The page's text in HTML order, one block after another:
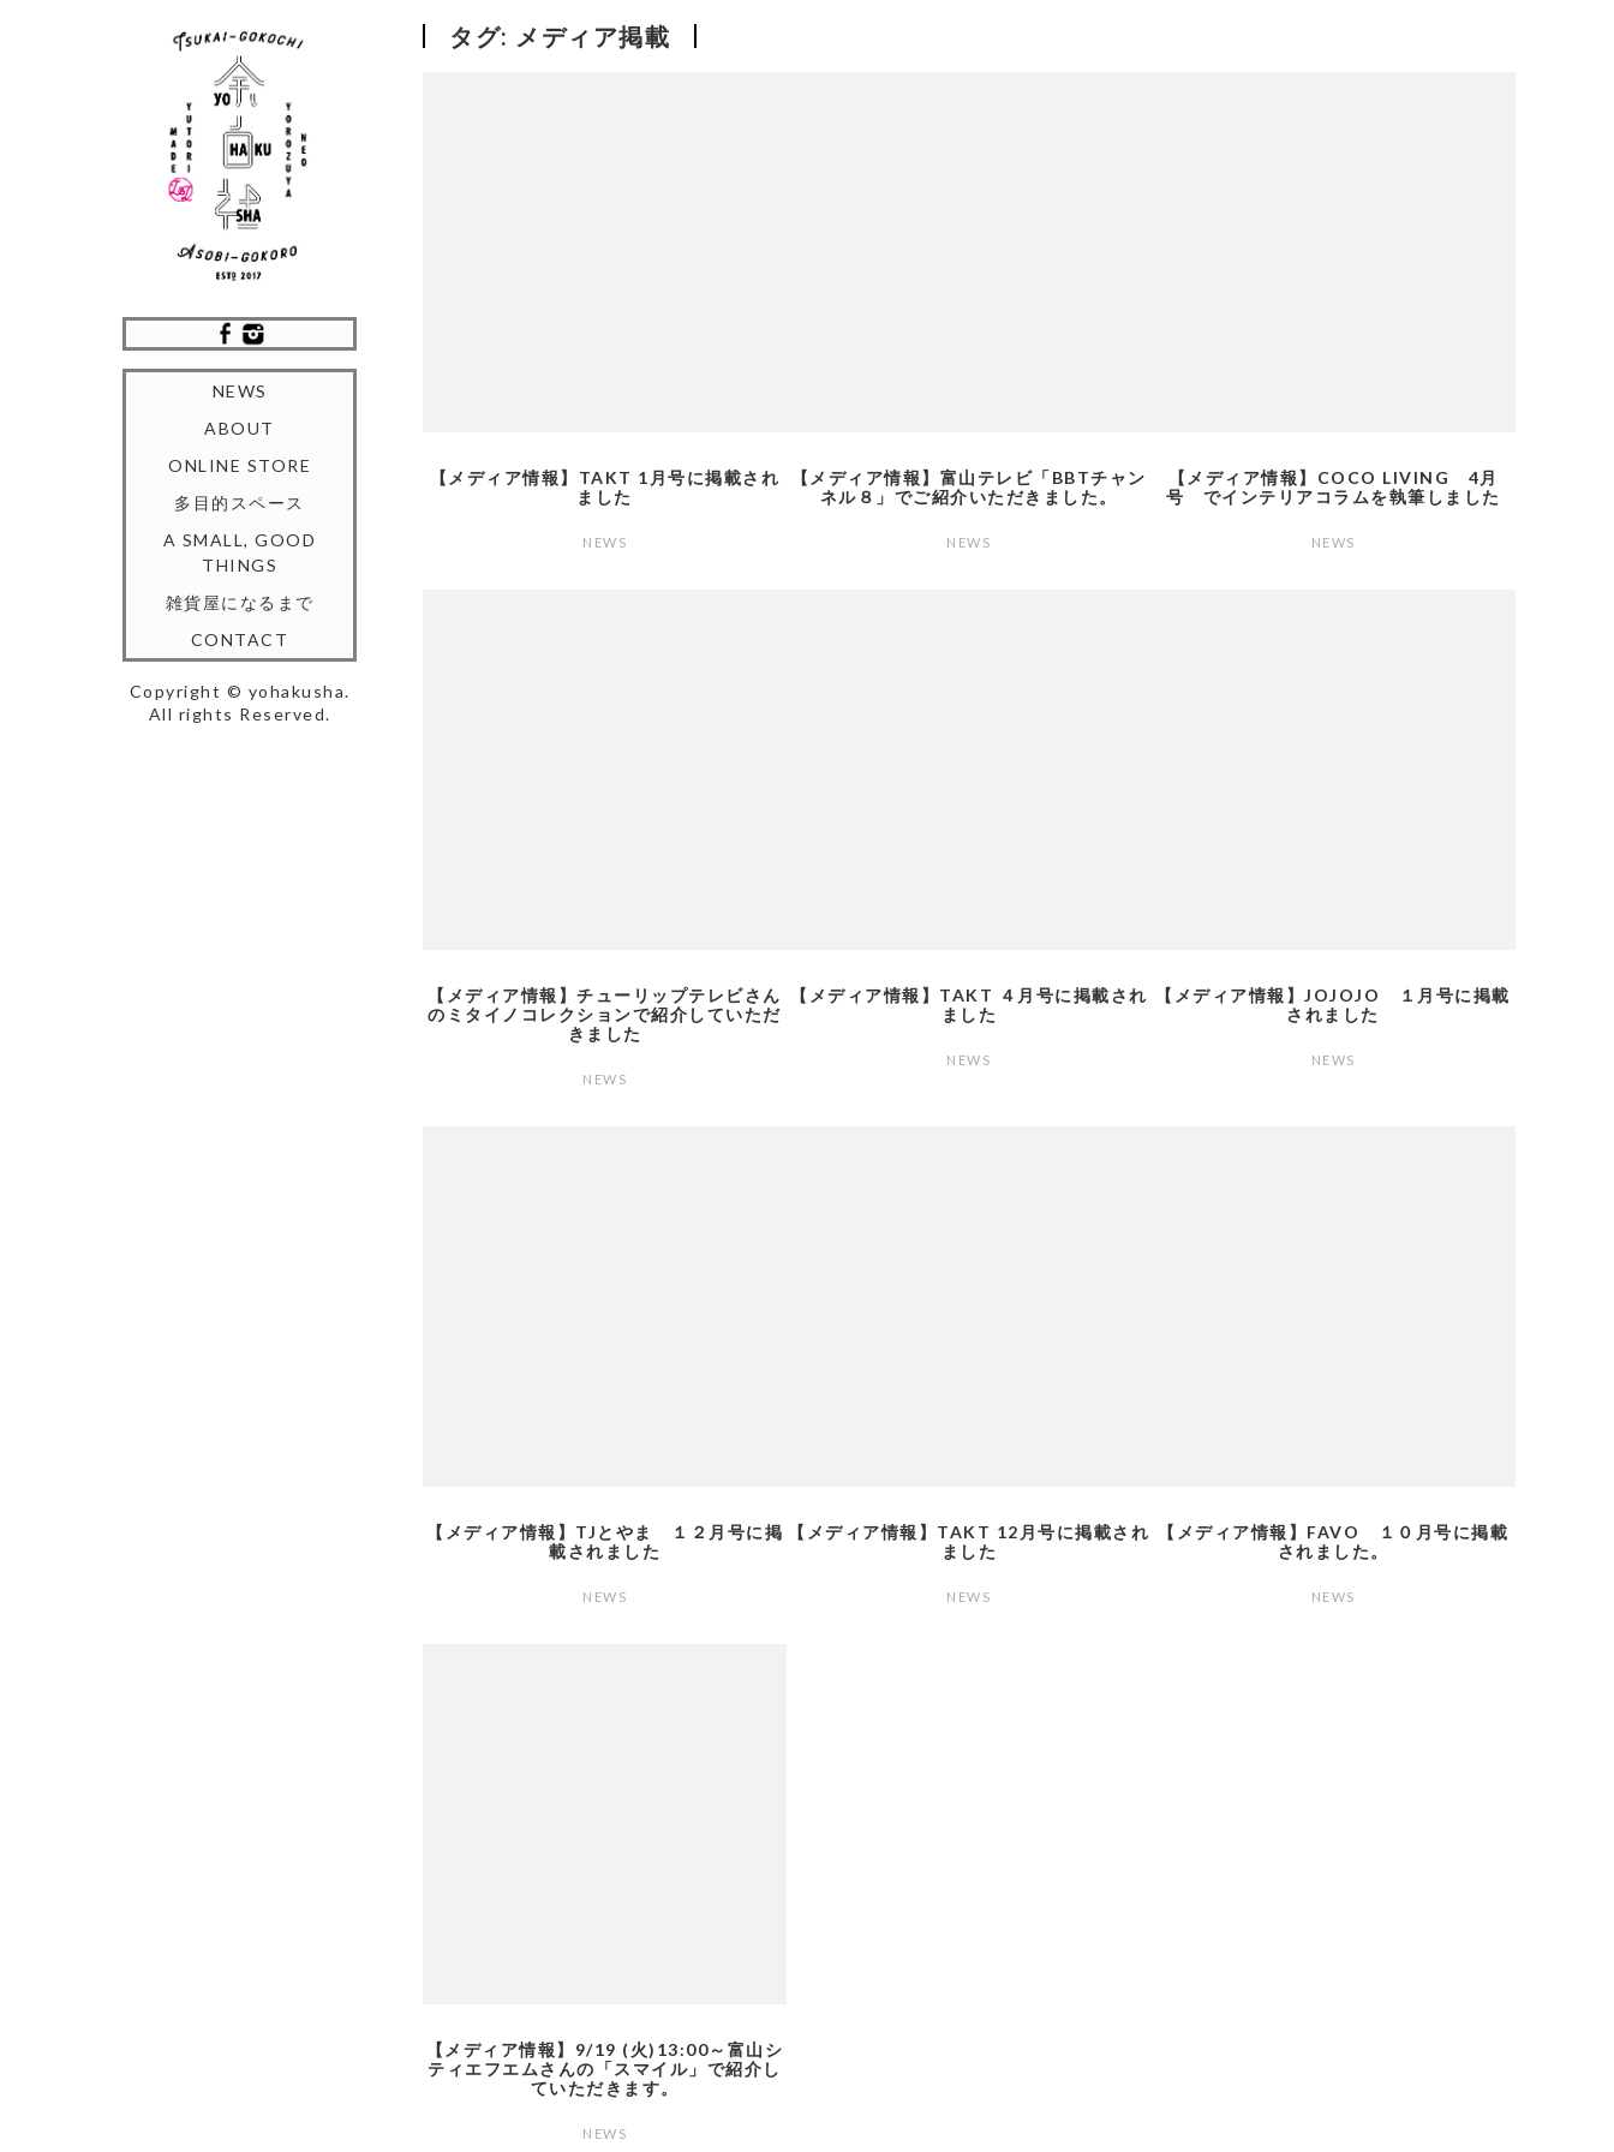
NEWS
ABOUT
ONLINE STORE
多目的スペース
A SMALL, GOOD
THINGS
雑貨屋になるまで
CONTACT
Copyright © yohakusha.
All rights Reserved.
タグ: メディア掲載
【メディア情報】TAKT 1月号に掲載され
ました
NEWS
【メディア情報】富山テレビ「BBTチャン
ネル８」でご紹介いただきました。
NEWS
【メディア情報】COCO LIVING 4月
号 でインテリアコラムを執筆しました
NEWS
【メディア情報】チューリップテレビさん
のミタイノコレクションで紹介していただ
きました
NEWS
【メディア情報】TAKT ４月号に掲載され
ました
NEWS
【メディア情報】JOJOJO １月号に掲載
されました
NEWS
【メディア情報】TJとやま １２月号に掲
載されました
NEWS
【メディア情報】TAKT 12月号に掲載され
ました
NEWS
【メディア情報】FAVO １０月号に掲載
されました。
NEWS
【メディア情報】9/19 (火)13:00～富山シ
ティエフエムさんの「スマイル」で紹介し
ていただきます。
NEWS